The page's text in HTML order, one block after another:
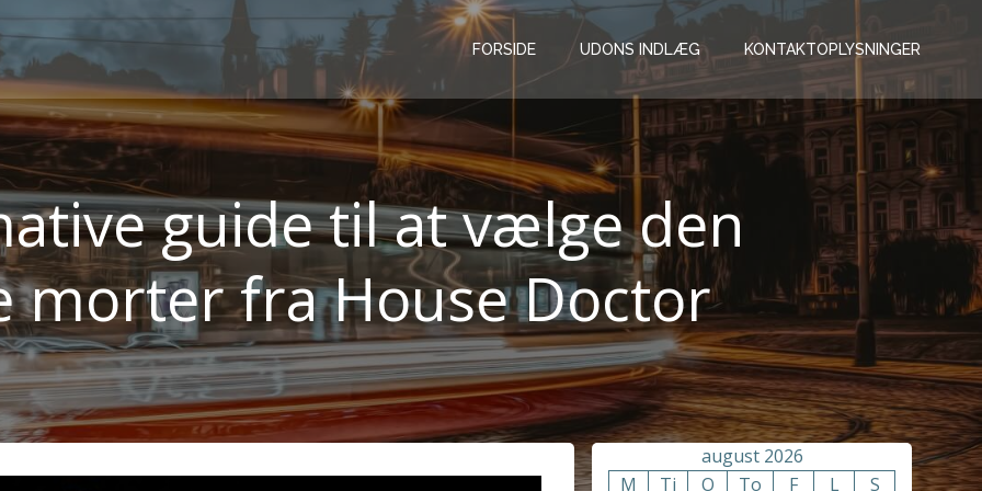
FORSIDE UDONS INDLÆG KONTAKTOPLYSNINGER
guide til at vælge den
morter fra House Doctor
august 2026
M
Ti O To F L
S